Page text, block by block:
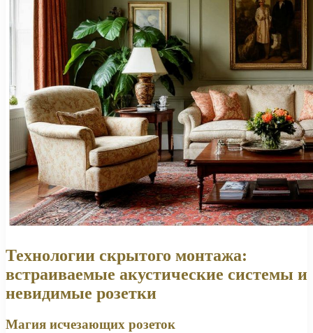
Технологии скрытого монтажа:
встраиваемые акустические системы и
невидимые розетки
Магия исчезающих розеток